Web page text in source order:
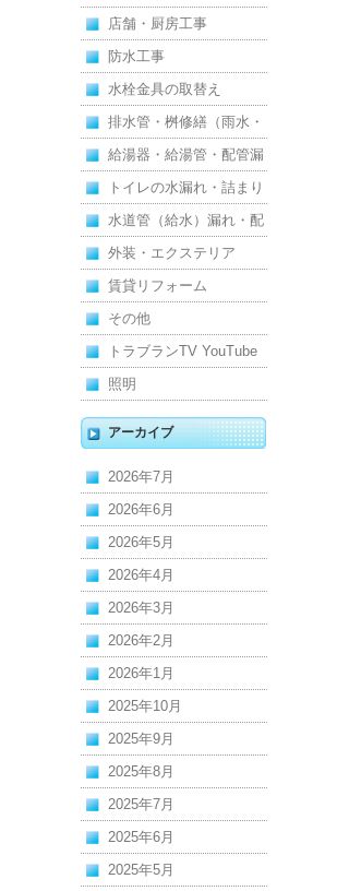
店舗・厨房工事
防水工事
水栓金具の取替え
排水管・桝修繕（雨水・
汚水）
給湯器・給湯管・配管漏
れ
トイレの水漏れ・詰まり
水道管（給水）漏れ・配
管
外装・エクステリア
賃貸リフォーム
その他
トラブランTV YouTube
照明
アーカイブ
2026年7月
2026年6月
2026年5月
2026年4月
2026年3月
2026年2月
2026年1月
2025年10月
2025年9月
2025年8月
2025年7月
2025年6月
2025年5月